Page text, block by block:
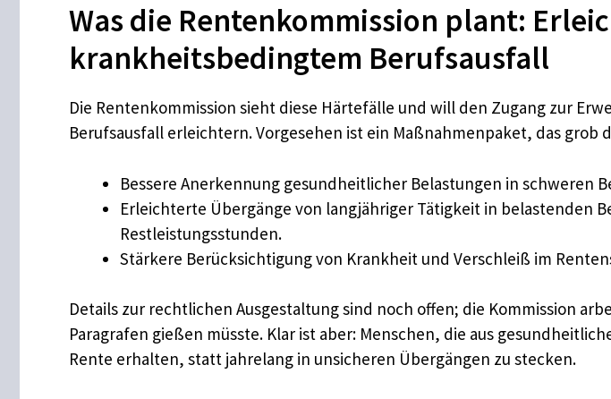
Was die Rentenkommission plant:
krankheitsbedingtem Berufsausfall
Die Rentenkommission sieht diese Härtefälle und will den Zugang zur
Berufsausfall erleichtern. Vorgesehen ist ein Maßnahmenpaket, das grob
Bessere Anerkennung gesundheitlicher Belastungen in
Erleichterte Übergänge von langjähriger Tätigkeit in belastenden
Restleistungsstunden.
Stärkere Berücksichtigung von Krankheit und Verschleiß im
Details zur rechtlichen Ausgestaltung sind noch offen; die Kommission
Paragrafen gießen müsste. Klar ist aber: Menschen, die aus
Rente erhalten, statt jahrelang in unsicheren Übergängen zu stecken.